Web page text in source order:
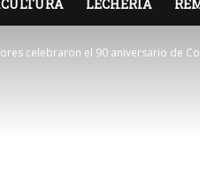
LECHERÍA
celebraron el 90 aniversario de